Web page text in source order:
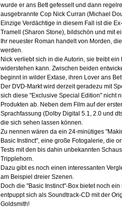
wurde er ans Bett gefesselt und dann
ausgebrannte Cop Nick Curran (Michael
Einzige Verdächtige in diesem Fall ist die
Tramell (Sharon Stone), bildschön und mit
Ihr neuester Roman handelt von Morden,
werden.
Nick verliebt sich in die Autorin, sie treibt
widerstehen kann. Zwischen beiden
beginnt in wilder Extase, ihren Lover ans
Der DVD-Markt wird derzeit geradezu mit
sich diese "Exclusive Special Edition" nicht
Produkten ab. Neben dem Film auf der
Sprachfassung (Dolby Digital 5.1, 2.0 und
die sich sehen lassen können.
Zu nennen wären da ein 24-minütiges
Basic Instinct", eine große Fotogalerie, die
Tests mit den bis dahin unbekannten
Tripplehorn.
Dazu gibt es noch einen interessanten
am Beispiel dreier Szenen.
Doch die "Basic Instinct"-Box bietet noch
entpuppt sich als Soundtrack-CD mit der
Goldsmith!